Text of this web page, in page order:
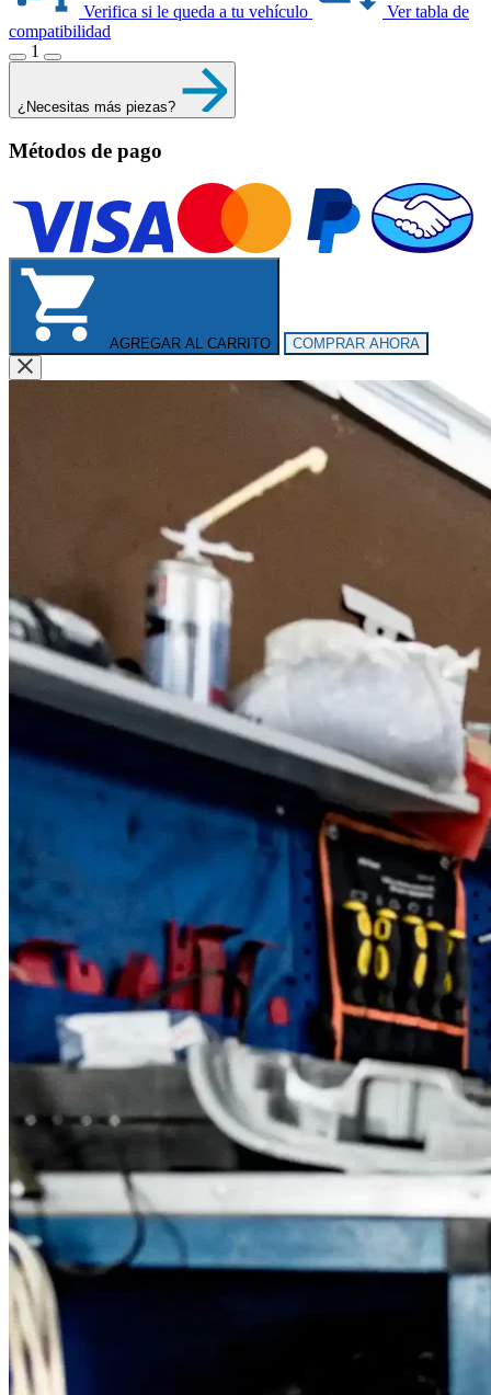
Verifica si le queda a tu vehículo
Ver tabla de
compatibilidad
1
¿Necesitas más piezas?
Métodos de pago
AGREGAR AL CARRITO COMPRAR AHORA